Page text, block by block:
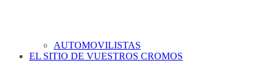
AUTOMOVILISTAS
EL SITIO DE VUESTROS CROMOS